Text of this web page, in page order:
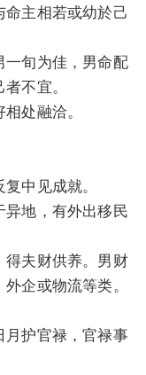
主相若或幼於己
一旬为佳，男命配
不宜。
处融洽。
中见成就。
地，有外出移民
得夫财供养。男财
企或物流等类。
月护官禄，官禄事